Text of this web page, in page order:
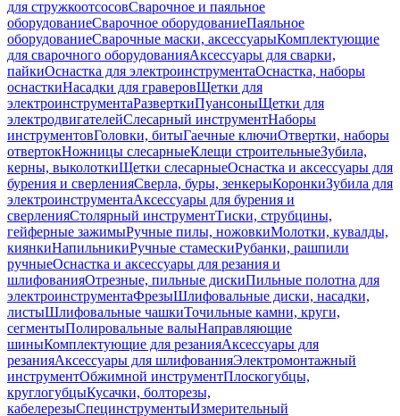
для стружкоотсосовСварочное и паяльное
оборудованиеСварочное оборудованиеПаяльное
оборудованиеСварочные маски, аксессуарыКомплектующие
для сварочного оборудованияАксессуары для сварки,
пайкиОснастка для электроинструментаОснастка, наборы
оснасткиНасадки для граверовЩетки для
электроинструментаРазверткиПуансоныЩетки для
электродвигателейСлесарный инструментНаборы
инструментовГоловки, битыГаечные ключиОтвертки, наборы
отвертокНожницы слесарныеКлещи строительныеЗубила,
керны, выколоткиЩетки слесарныеОснастка и аксессуары для
бурения и сверленияСверла, буры, зенкерыКоронкиЗубила для
электроинструментаАксессуары для бурения и
сверленияСтолярный инструментТиски, струбцины,
гейферные зажимыРучные пилы, ножовкиМолотки, кувалды,
киянкиНапильникиРучные стамескиРубанки, рашпили
ручныеОснастка и аксессуары для резания и
шлифованияОтрезные, пильные дискиПильные полотна для
электроинструментаФрезыШлифовальные диски, насадки,
листыШлифовальные чашкиТочильные камни, круги,
сегментыПолировальные валыНаправляющие
шиныКомплектующие для резанияАксессуары для
резанияАксессуары для шлифованияЭлектромонтажный
инструментОбжимной инструментПлоскогубцы,
круглогубцыКусачки, болторезы,
кабелерезыСпецинструментыИзмерительный